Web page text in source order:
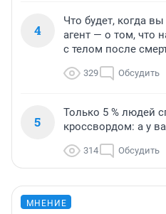
4
Что будет, когда
агент — о том, что
с телом после
329 Обсудить
5
Только 5 % людей
кроссвордом: а у
314 Обсудить
МНЕНИЕ